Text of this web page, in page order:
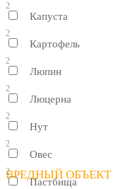
2
Капуста
2
Картофель
2
Люпин
2
Люцерна
2
Нут
2
Овес
2
Пастбища
ВРЕДНЫЙ ОБЪЕКТ